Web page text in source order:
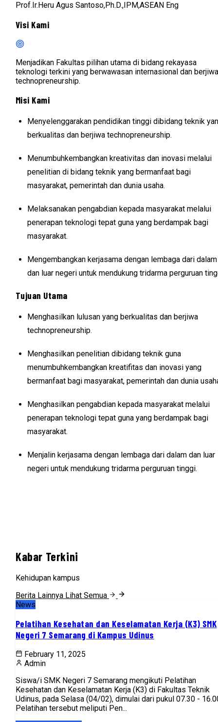
Prof.Ir.Heru Agus Santoso,Ph.D.,IPM,ASEAN Eng
Visi Kami
Menjadikan Fakultas pilihan utama di bidang rekayasa
teknologi terkini yang berwawasan internasional dan berjiwa
technopreneurship.
Misi Kami
Menyelenggarakan pendidikan tinggi dibidang teknik
berkualitas dan berjiwa technopreneurship.
Menumbuhkembangkan kreativitas dan inovasi melalui
penelitian di bidang teknik yang bermanfaat bagi
masyarakat, pemerintah dan dunia usaha.
Melaksanakan pengabdian kepada masyarakat melalui
penerapan teknologi tepat guna yang berdampak bagi
masyarakat.
Mengembangkan kerjasama dengan lembaga dari dalam
dan luar negeri untuk mendukung tridarma perguruan
Tujuan Utama
Menghasilkan lulusan yang berkualitas dan berjiwa
technopreneurship.
Menghasilkan penelitian dibidang teknik guna
menumbuhkembangkan kreatifitas dan inovasi yang
bermanfaat bagi masyarakat, pemerintah dan dunia
Menghasilkan pengabdian kepada masyarakat melalui
penerapan teknologi tepat guna yang berdampak bagi
masyarakat.
Menjalin kerjasama dengan lembaga dari dalam dan luar
negeri untuk mendukung tridarma perguruan tinggi.
Kabar Terkini
Kehidupan kampus
Berita Lainnya Lihat Semua
News
Pelatihan Kesehatan dan Keselamatan Kerja (K3) SMK
Negeri 7 Semarang di Kampus Udinus
February 11, 2025
Admin
Siswa/i SMK Negeri 7 Semarang mengikuti Pelatihan
Kesehatan dan Keselamatan Kerja (K3) di Fakultas Teknik
Udinus, pada Selasa (04/02), dimulai dari pukul 07.30 -
Pelatihan tersebut meliputi Pen...